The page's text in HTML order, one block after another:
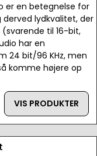
er en betegnelse for
derved lydkvalitet, der
til 16-bit,
har en
24 bit/96 KHz, men
komme højere op
VIS PRODUKTER